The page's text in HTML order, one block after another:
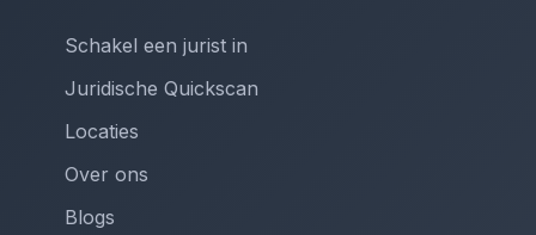
Schakel een jurist in
Juridische Quickscan
Locaties
Over ons
Blogs